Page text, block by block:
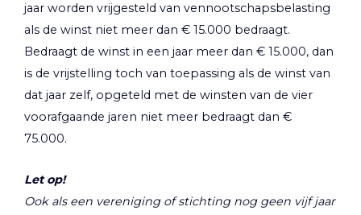
jaar worden vrijgesteld van vennootschapsbelasting
als de winst niet meer dan € 15.000 bedraagt.
Bedraagt de winst in een jaar meer dan € 15.000, dan
is de vrijstelling toch van toepassing als de winst van
dat jaar zelf, opgeteld met de winsten van de vier
voorafgaande jaren niet meer bedraagt dan €
75.000.
Let op!
Ook als een vereniging of stichting nog geen vijf jaar